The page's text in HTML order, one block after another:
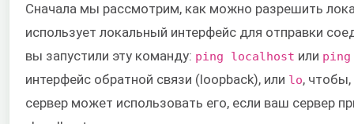
Сначала мы рассмотрим, как можно разрешить
использует локальный интерфейс для отправки
вы запустили эту команду: ​ ping localhost​ или
интерфейс обратной связи (loopback), или lo​, чтобы,
сервер может использовать его, если ваш сервер